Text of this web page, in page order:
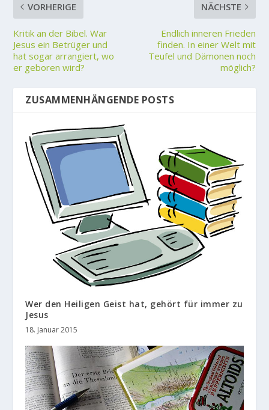
VORHERIGE
Kritik an der Bibel. War
Jesus ein Betrüger und
hat sogar arrangiert, wo
er geboren wird?
NÄCHSTE
Endlich inneren Frieden
finden. In einer Welt mit
Teufel und Dämonen noch
möglich?
ZUSAMMENHÄNGENDE POSTS
Wer den Heiligen Geist hat, gehört für immer zu
Jesus
18. Januar 2015